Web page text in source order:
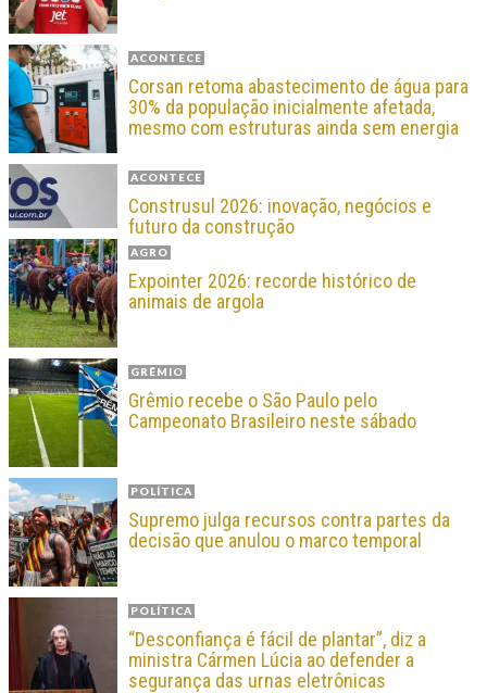
ACONTECE
Corsan retoma abastecimento de água para
30% da população inicialmente afetada,
mesmo com estruturas ainda sem energia
ACONTECE
Construsul 2026: inovação, negócios e
futuro da construção
AGRO
Expointer 2026: recorde histórico de
animais de argola
GRÊMIO
Grêmio recebe o São Paulo pelo
Campeonato Brasileiro neste sábado
POLÍTICA
Supremo julga recursos contra partes da
decisão que anulou o marco temporal
POLÍTICA
“Desconfiança é fácil de plantar”, diz a
ministra Cármen Lúcia ao defender a
segurança das urnas eletrônicas